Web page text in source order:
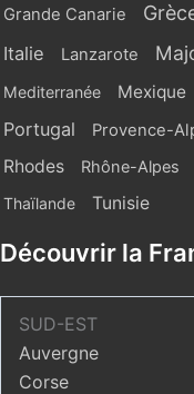
Grande Canarie
Italie Lanzarote
Mediterranée
Mexique
Portugal Provence-
Rhodes Rhône-Alpes
Thaïlande Tunisie
Découvrir la
SUD-EST
Auvergne
Corse